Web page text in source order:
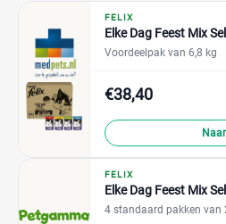
FELIX
Elke Dag Feest Mix
Voordeelpak van 6,8 kg
€38,40
FELIX
Elke Dag Feest Mix
4 standaard pakken van